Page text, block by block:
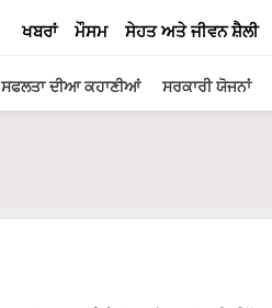
ਖਬਰਾਂ ਮੌਸਮ ਸੇਹਤ ਅਤੇ ਜੀਵਨ ਸ਼ੈਲੀ
ਸਫਲਤਾ ਦੀਆ ਕਹਾਣੀਆਂ ਸਰਕਾਰੀ ਯੋਜਨਾਂ